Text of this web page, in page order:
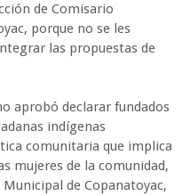
de Comisario
porque no se les
las propuestas de
aprobó declarar fundados
indígenas
comunitaria que implica
mujeres de la comunidad,
de Copanatoyac,